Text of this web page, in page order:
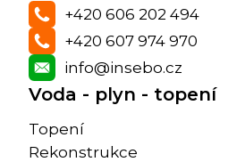
+420 606 202 494
+420 607 974 970
info@insebo.cz
Voda - plyn - topení
Topení
Rekonstrukce